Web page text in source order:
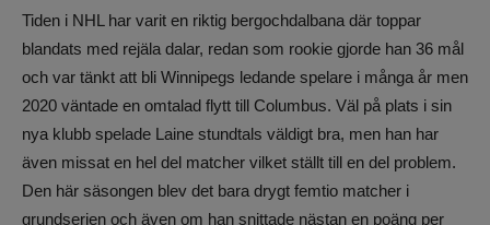
Tiden i NHL har varit en riktig bergochdalbana där toppar
blandats med rejäla dalar, redan som rookie gjorde han 36 mål
och var tänkt att bli Winnipegs ledande spelare i många år men
2020 väntade en omtalad flytt till Columbus. Väl på plats i sin
nya klubb spelade Laine stundtals väldigt bra, men han har
även missat en hel del matcher vilket ställt till en del problem.
Den här säsongen blev det bara drygt femtio matcher i
grundserien och även om han snittade nästan en poäng per